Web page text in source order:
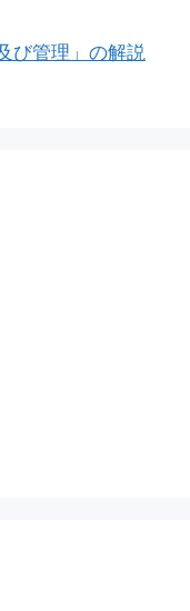
び管理」の解説